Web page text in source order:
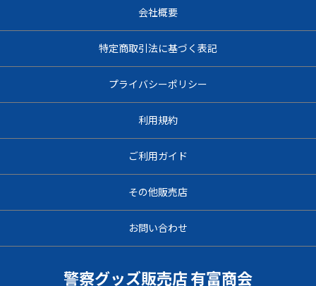
会社概要
特定商取引法に基づく表記
プライバシーポリシー
利用規約
ご利用ガイド
その他販売店
お問い合わせ
警察グッズ販売店 有富商会